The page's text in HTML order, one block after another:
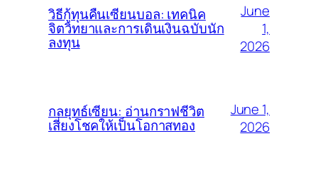
วิธีกู้ทุนคืนเซียนบอล: เทคนิค
จิตวิทยาและการเดินเงินฉบับนัก
ลงทุน
June
1,
2026
กลยุทธ์เซียน: อ่านกราฟชีวิต
เสี่ยงโชคให้เป็นโอกาสทอง
June 1,
2026